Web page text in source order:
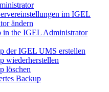
im IGEL
ändern
the IGEL Administrator
der IGEL UMS erstellen
wiederherstellen
löschen
Backup